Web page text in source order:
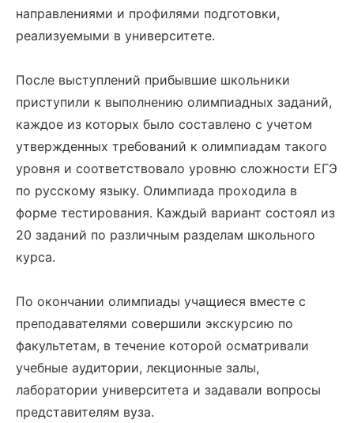
направлениями и профилями подготовки,
реализуемыми в университете.
После выступлений прибывшие школьники
приступили к выполнению олимпиадных заданий,
каждое из которых было составлено с учетом
утвержденных требований к олимпиадам такого
уровня и соответствовало уровню сложности ЕГЭ
по русскому языку. Олимпиада проходила в
форме тестирования. Каждый вариант состоял из
20 заданий по различным разделам школьного
курса.
По окончании олимпиады учащиеся вместе с
преподавателями совершили экскурсию по
факультетам, в течение которой осматривали
учебные аудитории, лекционные залы,
лаборатории университета и задавали вопросы
представителям вуза.